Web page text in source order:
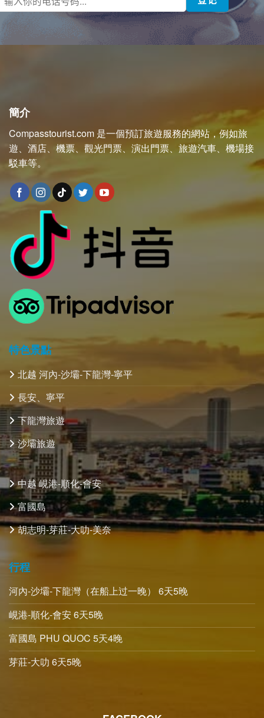
簡介
Compasstourist.com 是一個預訂旅遊服務的網站，例如旅
遊、酒店、機票、觀光門票、演出門票、旅遊汽車、機場接
駁車等。
特色景點
北越 河內-沙壩-下龍灣-寧平
長安、寧平
下龍灣旅遊
沙壩旅遊
中越 峴港-順化-會安
富國島
胡志明-芽莊-大叻-美奈
行程
河內-沙壩-下龍灣（在船上过一晚） 6天5晚
峴港-順化-會安 6天5晚
富國島 PHU QUOC 5天4晚
芽莊-大叻 6天5晚